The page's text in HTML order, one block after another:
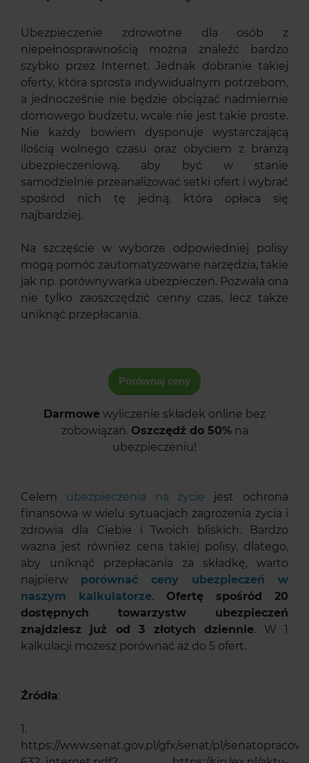
Ubezpieczenie zdrowotne dla osób z
niepełnosprawnością można znaleźć bardzo
szybko przez Internet. Jednak dobranie takiej
oferty, która sprosta indywidualnym potrzebom,
a jednocześnie nie będzie obciążać nadmiernie
domowego budżetu, wcale nie jest takie proste.
Nie każdy bowiem dysponuje wystarczającą
ilością wolnego czasu oraz obyciem z branżą
ubezpieczeniową, aby być w stanie
samodzielnie przeanalizować setki ofert i wybrać
spośród nich tę jedną, która opłaca się
najbardziej.
Na szczęście w wyborze odpowiedniej polisy
mogą pomóc zautomatyzowane narzędzia, takie
jak np. porównywarka ubezpieczeń. Pozwala ona
nie tylko zaoszczędzić cenny czas, lecz także
uniknąć przepłacania.
Porównaj ceny
Darmowe wyliczenie składek online bez
zobowiązań. Oszczędź do 50%na
ubezpieczeniu!
Celem ubezpieczenia na życie jest ochrona
finansowa w wielu sytuacjach zagrożenia życia i
zdrowia dla Ciebie i Twoich bliskich. Bardzo
ważna jest również cena takiej polisy, dlatego,
aby uniknąć przepłacania za składkę, warto
najpierw porównać ceny ubezpieczeń w
naszym kalkulatorze. Ofertę spośród 20
dostępnych towarzystw ubezpieczeń
znajdziesz już od 3 złotych dziennie. W 1
kalkulacji możesz porównać aż do 5 ofert.
Źródła:
1.
https://www.senat.gov.pl/gfx/senat/pl/